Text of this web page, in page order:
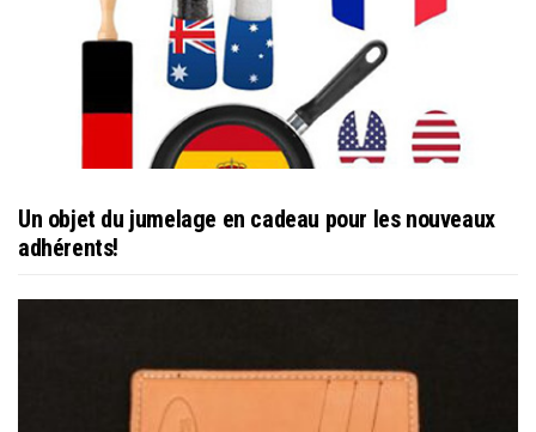
Un objet du jumelage en cadeau pour les nouveaux
adhérents!